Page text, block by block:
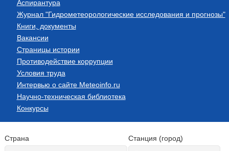
Аспирантура
Журнал "Гидрометеорологические исследования и прогнозы"
Книги, документы
Вакансии
Страницы истории
Противодействие коррупции
Условия труда
Интервью о сайте Meteoinfo.ru
Научно-техническая библиотека
Конкурсы
Страна Станция (город)